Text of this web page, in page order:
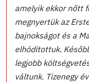
amelyik ekkor nőtt
megnyertük az
bajnokságot és a
elhódítottuk.
legjobb
váltunk. Tizenegy